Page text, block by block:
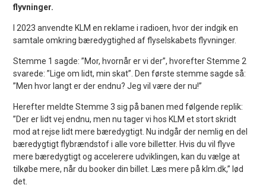
flyvninger.
I 2023 anvendte KLM en reklame i radioen, hvor der indgik en
samtale omkring bæredygtighed af flyselskabets flyvninger.
Stemme 1 sagde: ”Mor, hvornår er vi der”, hvorefter Stemme 2
svarede: ”Lige om lidt, min skat”. Den første stemme sagde så:
”Men hvor langt er der endnu? Jeg vil være der nu!”
Herefter meldte Stemme 3 sig på banen med følgende replik:
”Der er lidt vej endnu, men nu tager vi hos KLM et stort skridt
mod at rejse lidt mere bæredygtigt. Nu indgår der nemlig en del
bæredygtigt flybrændstof i alle vore billetter. Hvis du vil flyve
mere bæredygtigt og accelerere udviklingen, kan du vælge at
tilkøbe mere, når du booker din billet. Læs mere på klm.dk,” lød
det.